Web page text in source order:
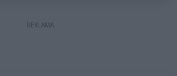
REKLAMA